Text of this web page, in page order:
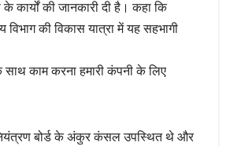
कार्यों की जानकारी दी है। कहा कि
विभाग की विकास यात्रा में यह सहभागी
काम करना हमारी कंपनी के लिए
बोर्ड के अंकुर कंसल उपस्थित थे और